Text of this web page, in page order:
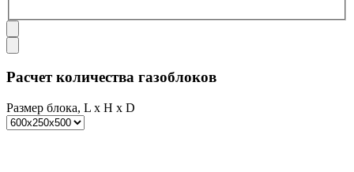
Расчет количества газоблоков
Размер блока, L x H x D